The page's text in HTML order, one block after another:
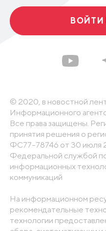
ВОЙТИ
© 2020, в новостной
Информационного
Все права защищены.
принятия решения о
ФС77-78746 от 30 июля
Федеральной службой
информационных
коммуникаций
На информационном
рекомендательные
технологии